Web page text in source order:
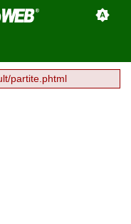
partite.phtml